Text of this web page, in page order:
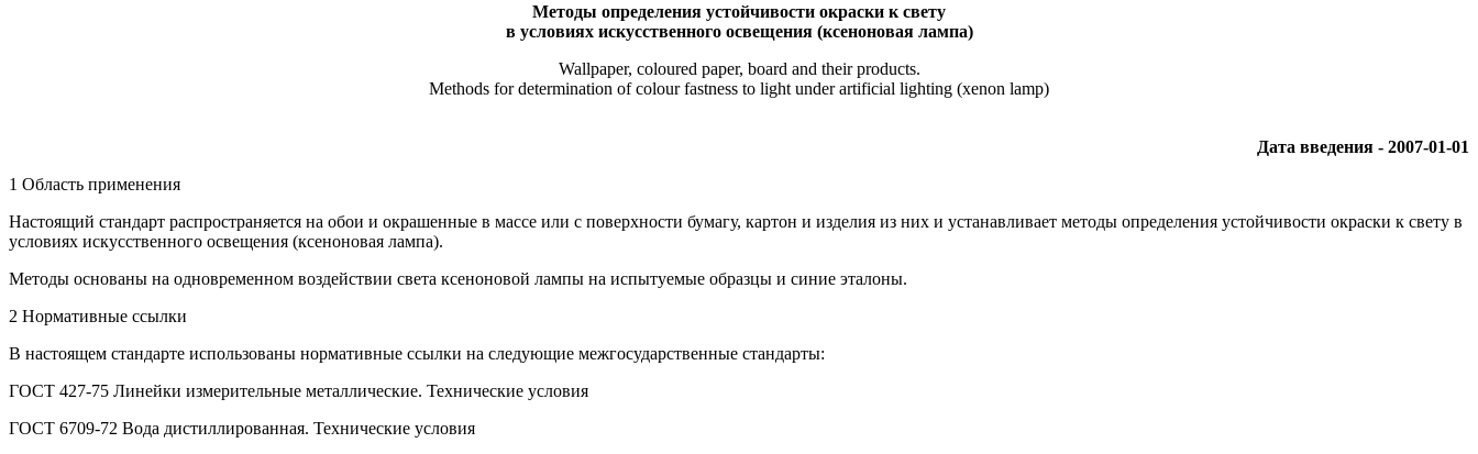
Методы определения устойчивости окраски к свету
в условиях искусственного освещения (ксеноновая лампа)
Wallpaper, coloured paper, board and their products.
Methods for determination of colour fastness to light under artificial lighting (xenon lamp)
Дата введения - 2007-01-01
1 Область применения
Настоящий стандарт распространяется на обои и окрашенные в массе или с поверхности бумагу, картон и изделия из них и устанавливает методы определения устойчивости окраски к свету в
условиях искусственного освещения (ксеноновая лампа).
Методы основаны на одновременном воздействии света ксеноновой лампы на испытуемые образцы и синие эталоны.
2 Нормативные ссылки
В настоящем стандарте использованы нормативные ссылки на следующие межгосударственные стандарты:
ГОСТ 427-75 Линейки измерительные металлические. Технические условия
ГОСТ 6709-72 Вода дистиллированная. Технические условия